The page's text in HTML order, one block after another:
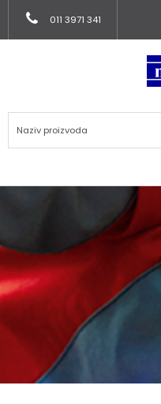
011 3971 341